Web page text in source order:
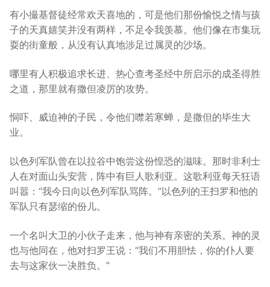
有小撮基督徒经常欢天喜地的，可是他们那份愉悦之情与孩
子的天真嬉笑并没有两样，不足令我羡慕。他们像在市集玩
耍的街童般，从没有认真地涉足过属灵的沙场。
哪里有人积极追求长进、热心查考圣经中所启示的成圣得胜
之道，那里就有撒但凌厉的攻势。
恫吓、威迫神的子民，令他们噤若寒蝉，是撒但的毕生大
业。
以色列军队曾在以拉谷中饱尝这份惶恐的滋味。那时非利士
人在对面山头安营，阵中有巨人歌利亚。这歌利亚每天狂语
叫嚣：“我今日向以色列军队骂阵。”以色列的王扫罗和他的
军队只有瑟缩的份儿。
一个名叫大卫的小伙子走来，他与神有亲密的关系。神的灵
也与他同在，他对扫罗王说：“我们不用胆怯，你的仆人要
去与这家伙一决胜负。”